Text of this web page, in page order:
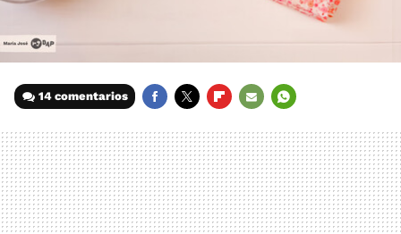
14 comentarios
MAIL